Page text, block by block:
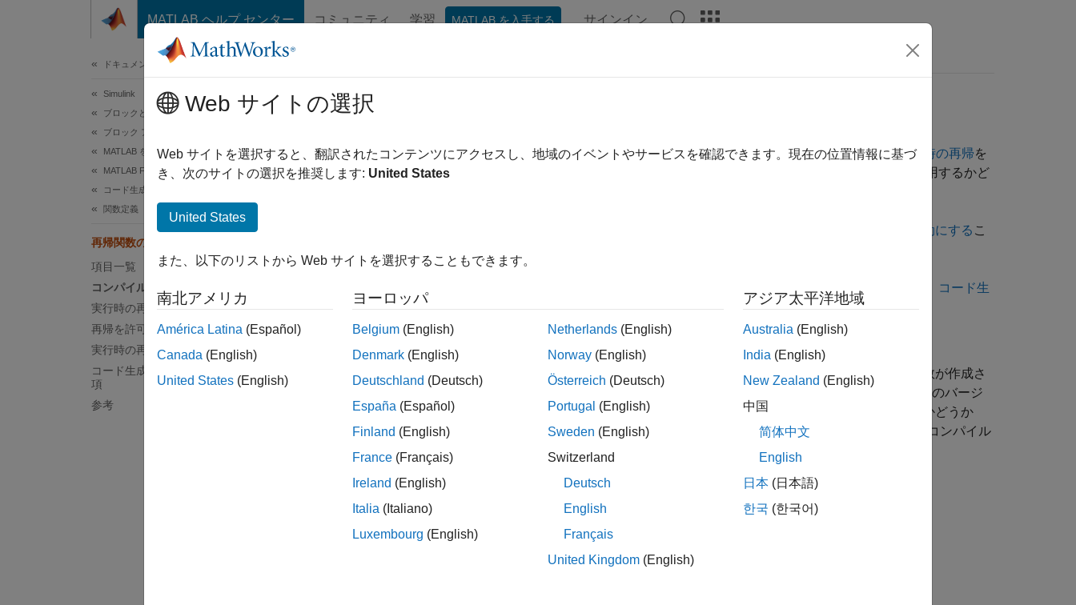
コンテンツへスキップ
MATLAB ヘルプ センター コミュニティ 学習 MATLAB を入手する サインイン
ドキュメンテーションのホーム
Simulink
ブロックとブロックセットの作成
ブロック アルゴリズムの作成
MATLAB を使用したブロックの作成
MATLAB Functions を使用したブロックの作成
コード生成のためのプログラミング
関数定義
再帰関数のコード生成
項目一覧
コンパイル時の再帰
実行時の再帰
再帰を許可しない
実行時の再帰を無効にする
コード生成における再帰関数の制限事
項
参考
再帰関数のコード生成
再帰 MATLAB ®関数のコードを生成するために、コード ジェネレーターはコンパイル時の再帰または実行時の再帰を
使用します。MATLAB コードを修正して、コード ジェネレーターでコンパイル時または実行時の再帰を使用するかど
実行時の再帰を無効にする こ
コード生成用に MATLAB コードで再帰関数を使用する場合は、特定の制限事項に従わなければなりません。
コード生
成における再帰関数の制限事項を参照してください。
コンパイル時の再帰では、コード ジェネレーターによって生成されたコードに複数のバージョンの再帰関数が作成さ
れます。各バージョンへの入力の値とサイズは、そのバージョンに合わせてカスタマイズされます。これらのバージ
ョンは、"関数の特殊化" として知られています。 コード ジェネレーターがコンパイル時の再帰を使用したかどうか
は、MATLAB Function レポートまたは生成された C コードを確認することで判断できます。
レポート内のコンパイル
時の再帰の例は次のとおりです。
Web サイトの選択
Web サイトを選択すると、翻訳されたコンテンツにアクセスし、地域のイベントやサービスを確認できます。現在の位置情報に基づ
き、次のサイトの選択を推奨します: United States
United States
また、以下のリストから Web サイトを選択することもできます。
南北アメリカ
América Latina (Español)
Canada (English)
United States (English)
ヨーロッパ
Belgium (English)
Denmark (English)
Deutschland (Deutsch)
España (Español)
Finland (English)
France (Français)
Ireland (English)
Italia (Italiano)
Luxembourg (English)
Netherlands (English)
Norway (English)
Österreich (Deutsch)
Portugal (English)
Sweden (English)
Switzerland
Deutsch
English
Français
United Kingdom (English)
アジア太平洋地域
Australia (English)
India (English)
New Zealand (English)
中国
简体中文
English
日本 (日本語)
한국 (한국어)